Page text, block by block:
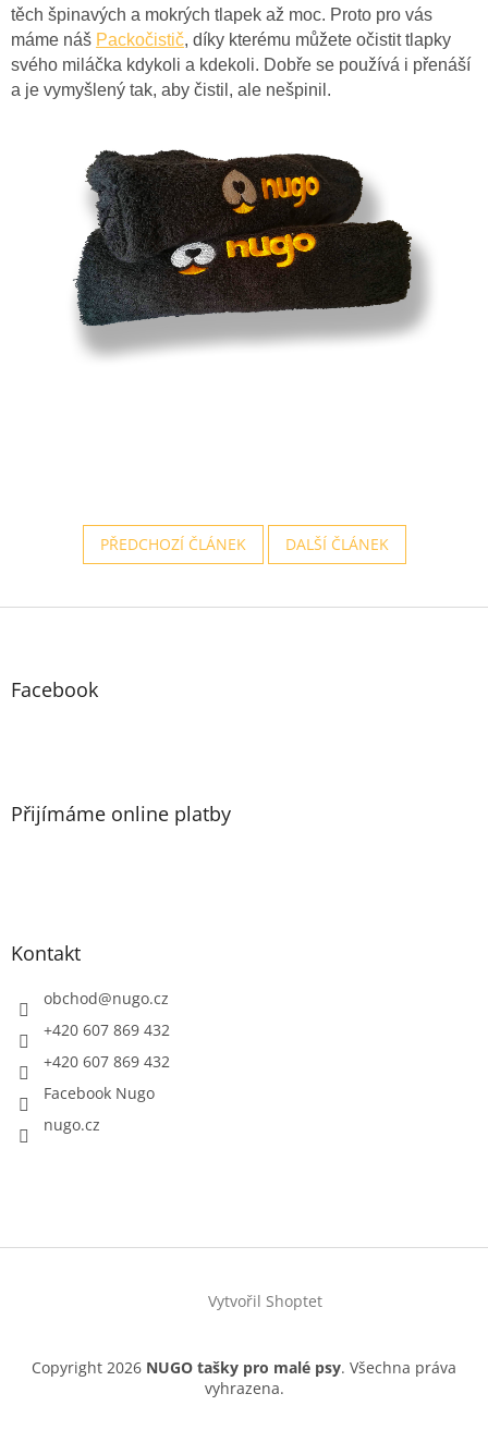
těch špinavých a mokrých tlapek až moc. Proto pro vás
máme náš Packočistič, díky kterému můžete očistit tlapky
svého miláčka kdykoli a kdekoli. Dobře se používá i přenáší
a je vymyšlený tak, aby čistil, ale nešpinil.
PŘEDCHOZÍ ČLÁNEK DALŠÍ ČLÁNEK
Z
Facebook
Přijímáme online platby
Kontakt
obchod@nugo.cz
+420 607 869 432
+420 607 869 432
Facebook Nugo
nugo.cz
Vytvořil Shoptet
Copyright 2026 NUGO tašky pro malé psy. Všechna práva
vyhrazena.